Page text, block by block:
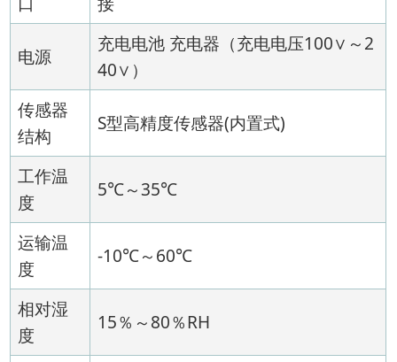
电源
充电电池 充电器（充电电压100∨～2
40∨）
传感器
结构
S型高精度传感器(内置式)
工作温
度
5℃～35℃
运输温
度
-10℃～60℃
相对湿
度
15％～80％RH